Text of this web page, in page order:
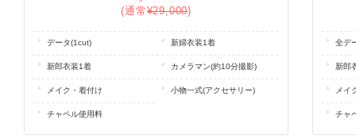
(通常¥29,000)
データ(1cut) 新婦衣装1着
新郎衣装1着 カメラマン(約10分撮影)
メイク・着付け 小物一式(アクセサリー)
チャペル使用料
全デ
新郎
メイ
チャ